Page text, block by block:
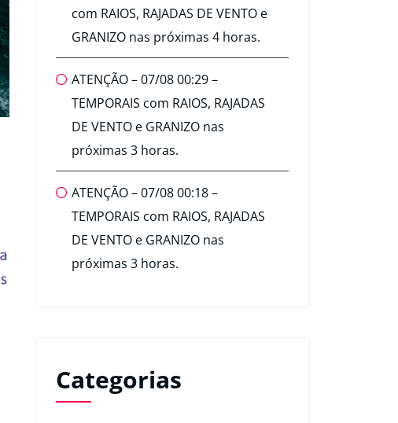
com RAIOS, RAJADAS DE VENTO e
GRANIZO nas próximas 4 horas.
ATENÇÃO – 07/08 00:29 –
TEMPORAIS com RAIOS, RAJADAS
DE VENTO e GRANIZO nas
próximas 3 horas.
ATENÇÃO – 07/08 00:18 –
TEMPORAIS com RAIOS, RAJADAS
DE VENTO e GRANIZO nas
próximas 3 horas.
Categorias